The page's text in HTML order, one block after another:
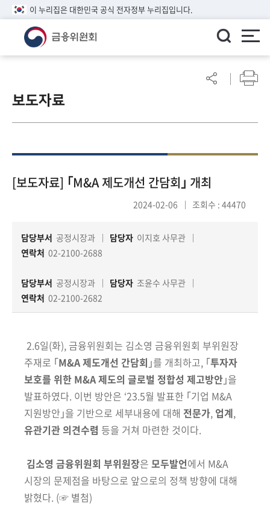
이 누리집은 대한민국 공식 전자정부 누리집입니다.
린
이알
참
여
당
보도자료
[보도자료] ｢M&A 제도개선 간담회｣ 개최
2024-02-06 조회수 : 44470
담당부서 공정시장과 담당자 이지호 사무관
연락처 02-2100-2688
담당부서 공정시장과 담당자 조윤수 사무관
연락처 02-2100-2682
2.6일(화), 금융위원회는 김소영 금융위원회 부위원장
주재로 ｢M&A 제도개선 간담회 ｣를 개최하고, ｢투자자
보호를 위한 M&A 제도의 글로벌 정합성 제고방안｣을
발표하였다. 이번 방안은 ‘23.5월 발표한 ｢기업 M&A
지원방안｣을 기반으로 세부내용에 대해 전문가, 업계,
유관기관 의견수렴 등을 거쳐 마련한 것이다.
김소영 금융위원회 부위원장은 모두발언에서 M&A
시장의 문제점을 바탕으로 앞으로의 정책 방향에 대해
밝혔다. (☞ 별첨)